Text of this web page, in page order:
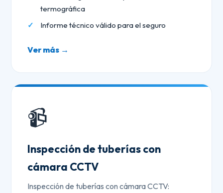
termográfica
Informe técnico válido para el seguro
Ver más →
📹
Inspección de tuberías con
cámara CCTV
Inspección de tuberías con cámara CCTV: